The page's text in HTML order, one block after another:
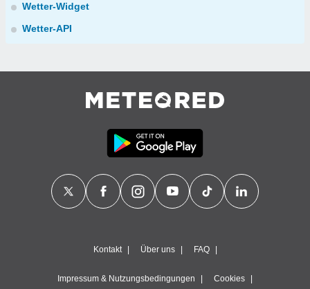
Wetter-Widget
Wetter-API
Kontakt Über uns FAQ
Impressum & Nutzungsbedingungen Cookies